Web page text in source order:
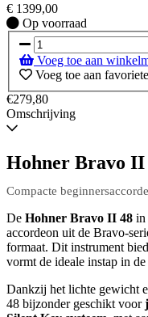
€ 1399,00
Op
voorraad
Op voorraad
Voeg toe aan
Voeg toe aan
€279,80
Omschrijving
Hohner Bravo II
Compacte
De Hohner Bravo II 48 in
accordeon uit de Bravo-
formaat. Dit instrument
vormt de ideale instap in
Dankzij het lichte gewicht
48 bijzonder geschikt voor